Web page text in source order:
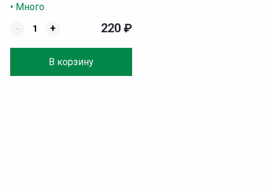
• Много
-
+
В корзину
220 ₽